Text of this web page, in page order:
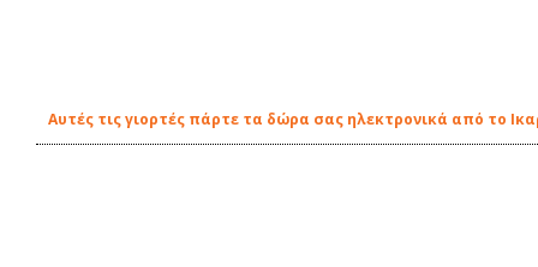
Αυτές τις γιορτές πάρτε τα δώρα σας ηλεκτρονικά από το